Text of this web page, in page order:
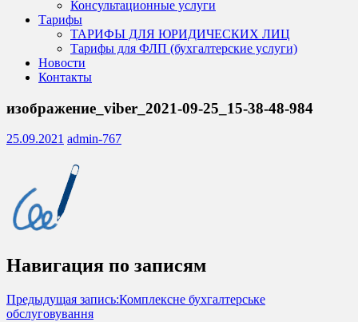
бізнесу
Консультационные услуги
Тарифы
ТАРИФЫ ДЛЯ ЮРИДИЧЕСКИХ ЛИЦ
Тарифы для ФЛП (бухгалтерские услуги)
Новости
Контакты
изображение_viber_2021-09-25_15-38-48-984
25.09.2021 admin-767
Навигация по записям
Предыдущая запись:Комплексне бухгалтерське
обслуговування